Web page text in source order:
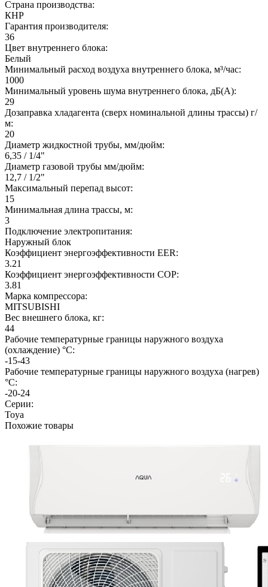
Страна производства:
КНР
Гарантия производителя:
36
Цвет внутреннего блока:
Белый
Минимальный расход воздуха внутреннего блока, м³/час:
1000
Минимальный уровень шума внутреннего блока, дБ(А):
29
Дозаправка хладагента (сверх номинальной длины трассы) г/
м:
20
Диаметр жидкостной трубы, мм/дюйм:
6,35 / 1/4"
Диаметр газовой трубы мм/дюйм:
12,7 / 1/2"
Максимальный перепад высот:
15
Минимальная длина трассы, м:
3
Подключение электропитания:
Наружный блок
Коэффициент энергоэффективности EER:
3.21
Коэффициент энергоэффективности COP:
3.81
Марка компрессора:
MITSUBISHI
Вес внешнего блока, кг:
44
Рабочие температурные границы наружного воздуха
(охлаждение) °C:
-15-43
Рабочие температурные границы наружного воздуха (нагрев)
°C:
-20-24
Серии:
Toya
Похожие товары